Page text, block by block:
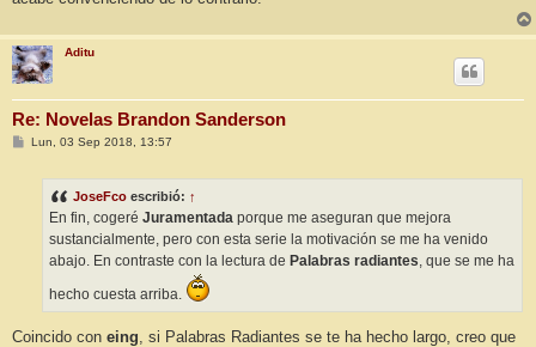
Aditu
Re: Novelas Brandon Sanderson
MLun, 03 Sep 2018, 13:57
JoseFco escribió: ↑
En fin, cogeré Juramentada porque me aseguran que mejora
sustancialmente, pero con esta serie la motivación se me ha venido
abajo. En contraste con la lectura de Palabras radiantes , que se me ha
hecho cuesta arriba.
Coincido con eing, si Palabras Radiantes se te ha hecho largo, creo que